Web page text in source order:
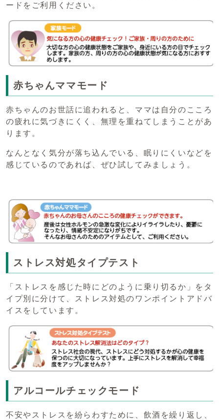
ードをご利用ください。
赤ちゃんママモード
赤ちゃんのお世話に追われると、ママは自分のこころ
の疲れに気づきにくく、無理を重ねてしまうことがあ
ります。
なんとなく気分が落ち込んでいる、眠りにくいなどを
感じているのであれば、ぜひ試してみましょう。
ストレス対処タイプテスト
「ストレスを感じた時にどのように乗り切るか」をタ
イプ別に分けて、ストレス対処のワンポイントアドバ
イスをしています。
アルコールチェックモード
不安やストレスを紛らわすために、飲酒を繰り返し、